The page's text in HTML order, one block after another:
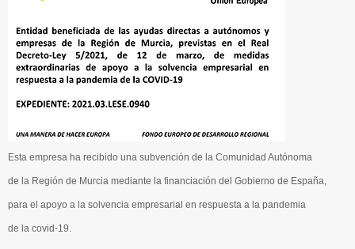
Esta empresa ha recibido una subvención de la Comunidad Autónoma
de la Región de Murcia mediante la financiación del Gobierno de España,
para el apoyo a la solvencia empresarial en respuesta a la pandemia
de la covid-19.